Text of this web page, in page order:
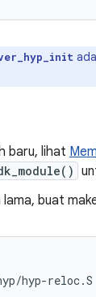
baru, lihat
buat
hyp-reloc.S